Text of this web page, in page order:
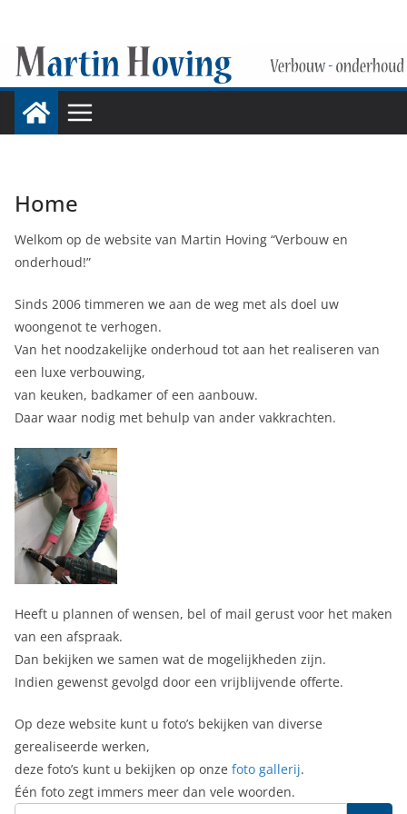
inhoud
Home
Welkom op de website van Martin Hoving “Verbouw en
onderhoud!”
Sinds 2006 timmeren we aan de weg met als doel uw
woongenot te verhogen.
Van het noodzakelijke onderhoud tot aan het realiseren van
een luxe verbouwing,
van keuken, badkamer of een aanbouw.
Daar waar nodig met behulp van ander vakkrachten.
Heeft u plannen of wensen, bel of mail gerust voor het maken
van een afspraak.
Dan bekijken we samen wat de mogelijkheden zijn.
Indien gewenst gevolgd door een vrijblijvende offerte.
Op deze website kunt u foto’s bekijken van diverse
gerealiseerde werken,
deze foto’s kunt u bekijken op onze foto gallerij.
Één foto zegt immers meer dan vele woorden.